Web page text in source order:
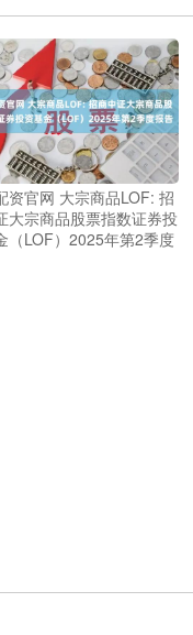
资官网 大宗商品LOF: 招
大宗商品股票指数证券投
（LOF）2025年第2季度